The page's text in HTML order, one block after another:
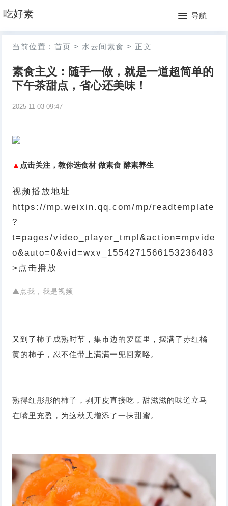
吃好素 导航
网
站
月
当前位置： 首页 > 水云间素食 > 正文
素食主义：随手一做，就是一道超简单的
下午茶甜点，省心还美味！
2025-11-03 09:47
▲ 点击关注，教你选食材 做素食 酵素养生
视频播放地址
https://mp.weixin.qq.com/mp/readtemplate
?
t=pages/video_player_tmpl&action=mpvide
o&auto=0&vid=wxv_1554271566153236483
>点击播放
▲点我，我是视频
又到了柿子成熟时节，集市边的箩筐里，摆满了赤红橘
黄的柿子，忍不住带上满满一兜回家咯。
熟得红彤彤的柿子，剥开皮直接吃，甜滋滋的味道立马
在嘴里充盈，为这秋天增添了一抹甜蜜。